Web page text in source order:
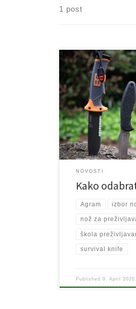
1 post
Većina ljudi zamišlja
komadom oštrog,
drškom prepunom
strani oštrice poput
treba izabrati. U Školi
6 vrsti oštrica.
oštricom, mačete,
NOVOSTI
Kako
Agram izbor
nož za
škola
survival knife
Published9. April 2020.